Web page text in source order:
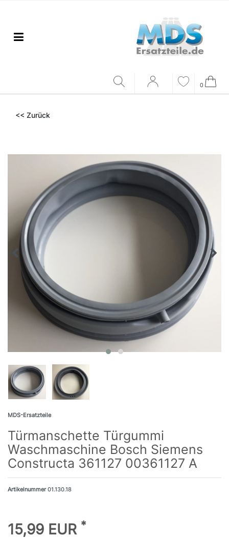
0
<< Zurück
MDS-Ersatzteile
Türmanschette Türgummi
Waschmaschine Bosch Siemens
Constructa 361127 00361127 A
Artikelnummer01.130.18
15,99 EUR *